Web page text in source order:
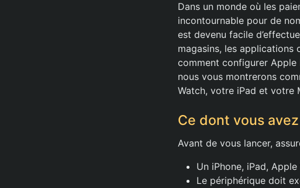
Dans un monde où les
incontournable pour de
est devenu facile
magasins, les applications
comment configurer Apple
nous vous montrerons
Watch, votre iPad et votre
Ce dont vous
Avant de vous lancer,
Un iPhone, iPad,
Le périphérique doit